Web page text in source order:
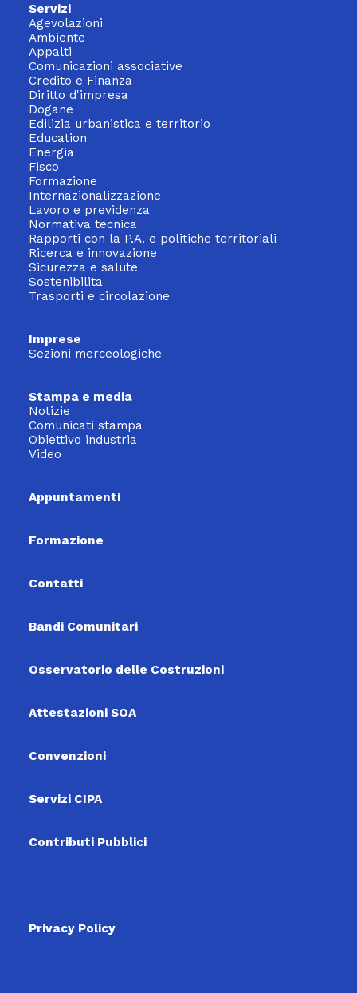
Servizi
Agevolazioni
Ambiente
Appalti
Comunicazioni associative
Credito e Finanza
Diritto d'impresa
Dogane
Edilizia urbanistica e territorio
Education
Energia
Fisco
Formazione
Internazionalizzazione
Lavoro e previdenza
Normativa tecnica
Rapporti con la P.A. e politiche territoriali
Ricerca e innovazione
Sicurezza e salute
Sostenibilita
Trasporti e circolazione
Imprese
Sezioni merceologiche
Stampa e media
Notizie
Comunicati stampa
Obiettivo industria
Video
Appuntamenti
Formazione
Contatti
Bandi Comunitari
Osservatorio delle Costruzioni
Attestazioni SOA
Convenzioni
Servizi CIPA
Contributi Pubblici
Privacy Policy